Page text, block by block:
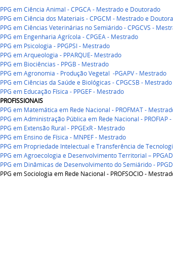
PPG em Ciência Animal - CPGCA - Mestrado e Doutorado
PPG em Ciência dos Materiais - CPGCM - Mestrado e
PPG em Ciências Veterinárias no Semiárido - CPGCVS -
PPG em Engenharia Agrícola - CPGEA - Mestrado
PPG em Psicologia - PPGPSI - Mestrado
PPG em Arqueologia - PPARQUE- Mestrado
PPG em Biociências - PPGB - Mestrado
PPG em Agronomia - Produção Vegetal -PGAPV- Mestrado
PPG em Ciências da Saúde e Biológicas - CPGCSB - Mestrado
PPG em Educação Física - PPGEF- Mestrado
PROFISSIONAIS
PPG em Matemática em Rede Nacional - PROFMAT -
PPG em Administração Pública em Rede Nacional - PROFIAP
PPG em Extensão Rural - PPGExR - Mestrado
PPG em Ensino de Física - MNPEF - Mestrado
PPG em Propriedade Intelectual e Transferência de
PPG em Agroecologia e Desenvolvimento Territorial –
PPG em Dinâmicas de Desenvolvimento do Semiárido -
PPG em Sociologia em Rede Nacional - PROFSOCIO -